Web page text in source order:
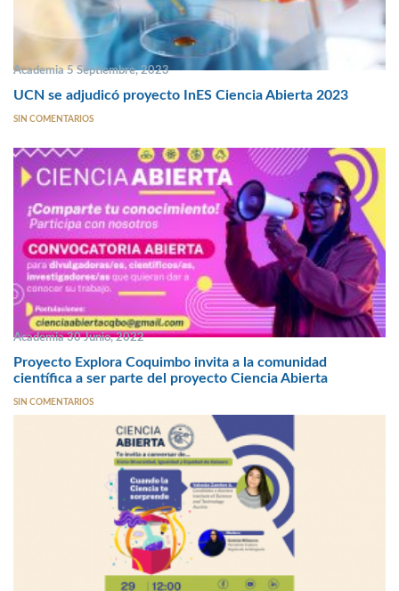
Academia 5 Septiembre, 2023
UCN se adjudicó proyecto InES Ciencia Abierta 2023
SIN COMENTARIOS
Academia 30 Junio, 2022
Proyecto Explora Coquimbo invita a la comunidad
científica a ser parte del proyecto Ciencia Abierta
SIN COMENTARIOS